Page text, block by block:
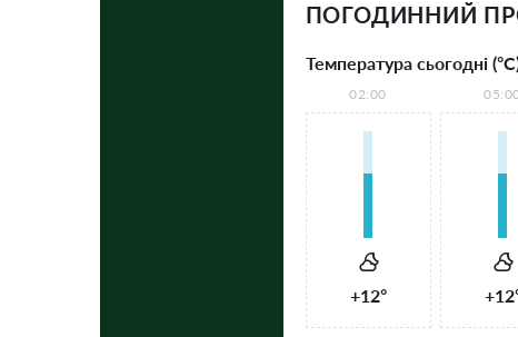
ПОГОДИННИЙ
Температура сьогодні
02:00
+12°